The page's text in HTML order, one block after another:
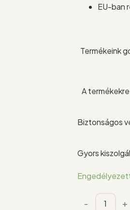
EU-ban
Termékeink
A
Biztonságos
Gyors
- +